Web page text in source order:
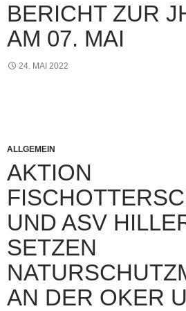
BERICHT ZUR
AM 07. MAI
24. MAI 2022
ALLGEMEIN
AKTION
UND ASV
SETZEN
N DER OKER UM